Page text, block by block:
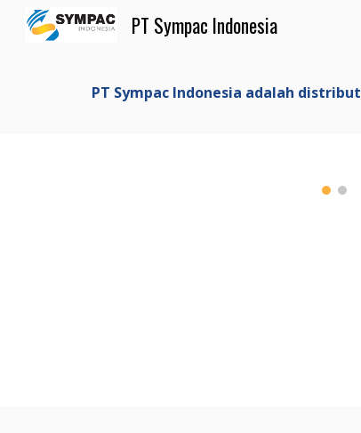
PT Sympac Indonesia
PT Sympac Indonesia adalah